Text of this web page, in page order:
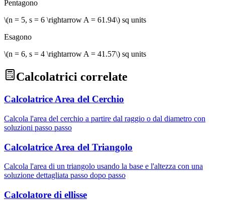
Pentagono
\(n = 5, s = 6 \rightarrow A = 61.94\) sq units
Esagono
\(n = 6, s = 4 \rightarrow A = 41.57\) sq units
Calcolatrici correlate
Calcolatrice Area del Cerchio
Calcola l'area del cerchio a partire dal raggio o dal diametro con
soluzioni passo passo
Calcolatrice Area del Triangolo
Calcola l'area di un triangolo usando la base e l'altezza con una
soluzione dettagliata passo dopo passo
Calcolatore di ellisse